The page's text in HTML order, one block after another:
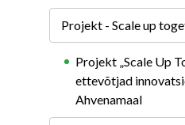
Projekt - Scale up
Projekt „Scale Up
ettevõtjad
Ahvenamaal